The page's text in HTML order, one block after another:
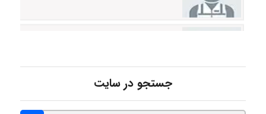
abolfazlkoshehe
جستجو در سایت